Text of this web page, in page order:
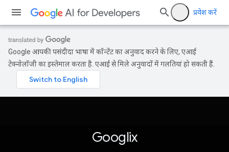
प्रवेश करें
Google आपकी पसंदीदा भाषा में कॉन्टेंट का अनुवाद करने के लिए, एआई
टेक्नोलॉजी का इस्तेमाल करता है. एआई से मिले अनुवादों में गलतियां हो सकती हैं.
Googlix